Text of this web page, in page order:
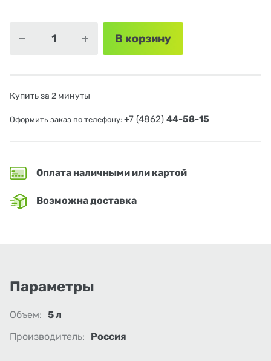
В корзину
Купить за 2 минуты
Оформить заказ по телефону: +7 (4862) 44-58-15
Оплата наличными или картой
Возможна доставка
Параметры
Объем: 5 л
Производитель:
Россия